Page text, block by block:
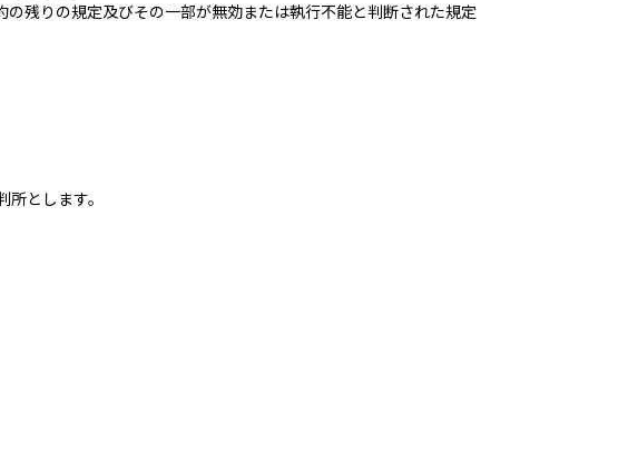
残りの規定及びその一部が無効または執行不能と判断された規定
とします。